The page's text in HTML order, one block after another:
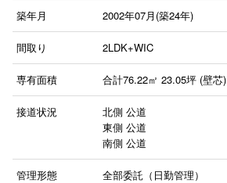
築年月 2002年07月(築24年)
間取り 2LDK+WIC
専有面積 合計76.22㎡ 23.05坪 (壁芯)
接道状況
北側 公道
東側 公道
南側 公道
管理形態 全部委託（日勤管理）